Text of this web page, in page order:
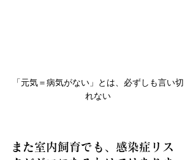
「元気＝病気がない」とは、必ずしも言い切
れない
また室内飼育でも、感染症リス